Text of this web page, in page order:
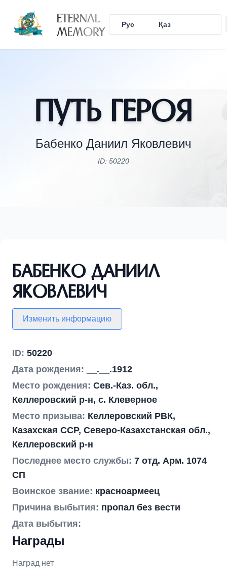
ETERNAL
MEMORY Рус Қаз
Путь Героя
Бабенко Даниил Яковлевич
ID: 50220
Бабенко Даниил
Яковлевич
Изменить информацию
ID: 50220
Дата рождения:
__.__.1912
Место рождения: Сев.-Каз. обл.,
Келлеровский р-н, с. Клеверное
Место призыва: Келлеровский РВК,
Казахская ССР, Северо-Казахстанская обл.,
Келлеровский р-н
Последнее место службы: 7 отд. Арм. 1074
СП
Воинское звание: красноармеец
Причина выбытия: пропал без вести
Дата выбытия:
Награды
Наград нет